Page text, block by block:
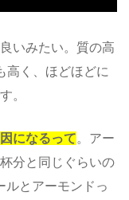
いみたい。質の高
高く、ほどほどに
。
になるって。アー
分と同じぐらいの
ルとアーモンドっ